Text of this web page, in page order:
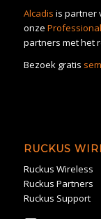
Alcadis is partner
onze
partners met het
Bezoek gratis
RUCKUS
Ruckus Wireless
Ruckus Partners
Ruckus Support